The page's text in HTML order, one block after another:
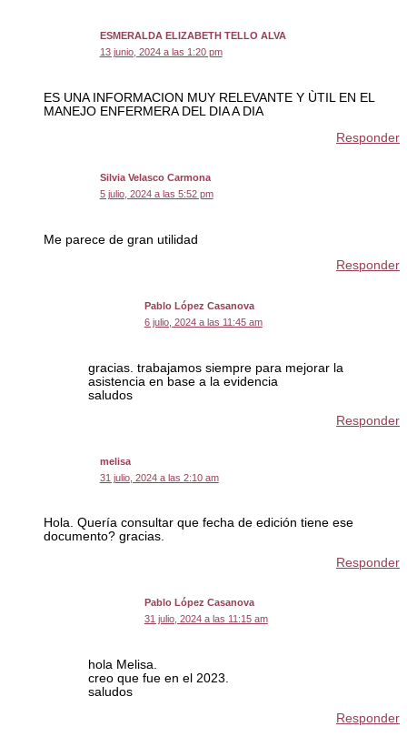
ESMERALDA ELIZABETH TELLO ALVA
13 junio, 2024 a las 1:20 pm
ES UNA INFORMACION MUY RELEVANTE Y ÙTIL EN EL
MANEJO ENFERMERA DEL DIA A DIA
Responder
Silvia Velasco Carmona
5 julio, 2024 a las 5:52 pm
Me parece de gran utilidad
Responder
Pablo López Casanova
6 julio, 2024 a las 11:45 am
gracias. trabajamos siempre para mejorar la
asistencia en base a la evidencia
saludos
Responder
melisa
31 julio, 2024 a las 2:10 am
Hola. Quería consultar que fecha de edición tiene ese
documento? gracias.
Responder
Pablo López Casanova
31 julio, 2024 a las 11:15 am
hola Melisa.
creo que fue en el 2023.
saludos
Responder